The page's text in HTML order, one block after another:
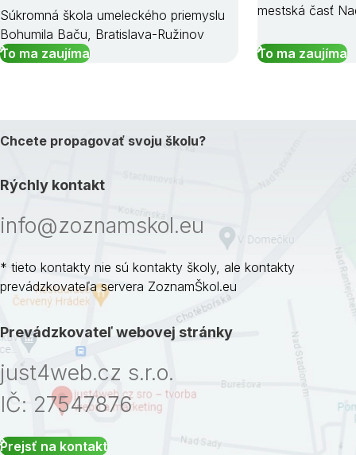
Súkromná škola umeleckého priemyslu
Bohumila Baču, Bratislava-Ružinov
To ma zaujíma
mestská časť
To ma zaujíma
Chcete propagovať svoju školu?
Rýchly kontakt
info@zoznamskol.eu
* tieto kontakty nie sú kontakty školy, ale kontakty
prevádzkovateľa servera ZoznamŠkol.eu
Prevádzkovateľ webovej stránky
just4web.cz s.r.o.
IČ: 27547876
Prejsť na kontakt